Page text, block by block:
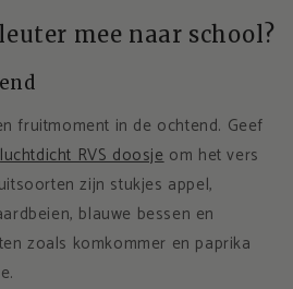
mee naar school?
fruitmoment in de ochtend. Geef
luchtdicht RVS doosjeom het vers
zijn stukjes appel,
blauwe bessen en
zoals komkommer en paprika